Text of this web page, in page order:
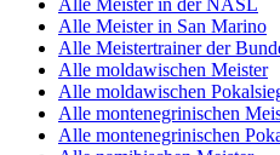
Alle Meister in San Marino
Alle Meistertrainer der
Alle moldawischen Meister
Alle moldawischen
Alle montenegrinischen
Alle montenegrinischen